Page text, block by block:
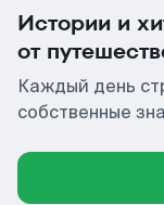
Истории и
от
Каждый день
собственные